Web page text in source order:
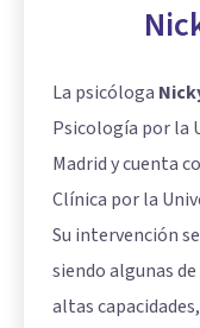
La psicóloga
Psicología por la
Madrid y cuenta
Clínica por la
Su intervención
siendo algunas
altas